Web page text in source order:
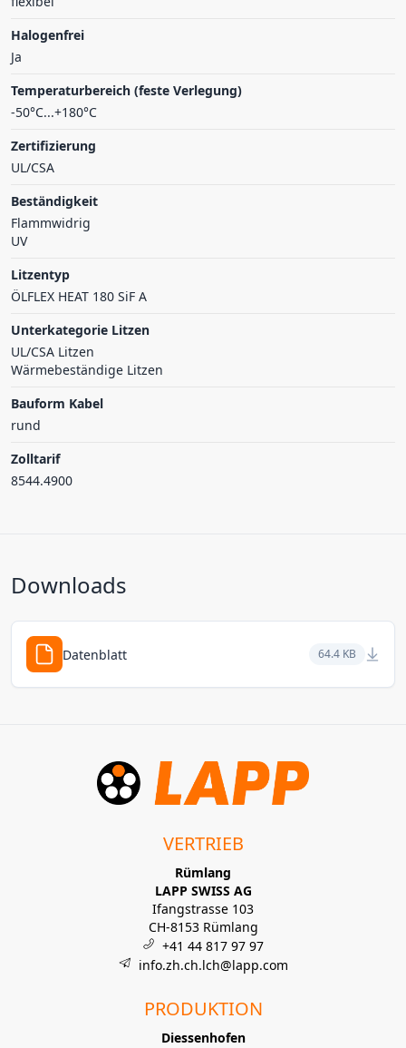
Halogenfrei
Ja
Temperaturbereich (feste Verlegung)
-50°C...+180°C
Zertifizierung
UL/CSA
Beständigkeit
Flammwidrig
UV
Litzentyp
ÖLFLEX HEAT 180 SiF A
Unterkategorie Litzen
UL/CSA Litzen
Wärmebeständige Litzen
Bauform Kabel
rund
Zolltarif
8544.4900
Downloads
Datenblatt 64.4 KB
VERTRIEB
Rümlang
LAPP SWISS AG
Ifangstrasse 103
CH-8153 Rümlang
+41 44 817 97 97
info.zh.ch.lch@lapp.com
PRODUKTION
Diessenhofen